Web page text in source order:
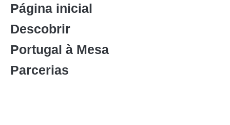
Página inicial
Descobrir
Portugal à Mesa
Parcerias